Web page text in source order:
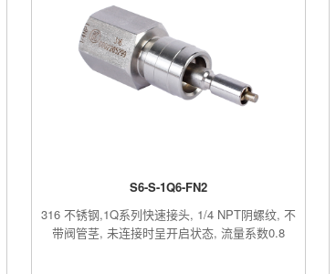
S6-S-1Q6-FN2
316 不锈钢,1Q系列快速接头, 1/4 NPT阴螺纹, 不
带阀管茎, 未连接时呈开启状态, 流量系数0.8